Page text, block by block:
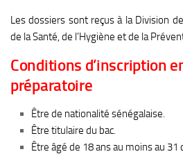
Les dossiers sont reçus à la Division
de la Santé, de l’Hygiène et de la
Conditions d’inscription
préparatoire
Être de nationalité sénégalaise.
Être titulaire du bac.
Être âgé de 18 ans au moins au 31